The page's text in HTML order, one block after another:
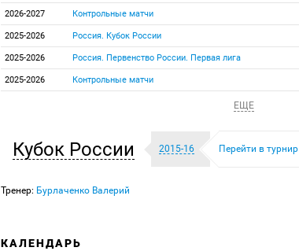
2026-2027 Контрольные матчи
2025-2026 Россия. Кубок России
2025-2026 Россия. Первенство России. Первая лига
2025-2026 Контрольные матчи
ЕЩЕ
Кубок России 2015-16 Перейти в турнир
Тренер: Бурлаченко Валерий
КАЛЕНДАРЬ